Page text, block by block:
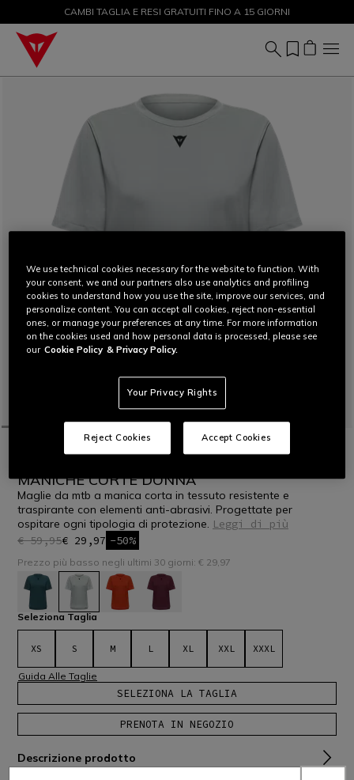
SALDI FINO AL 50% - ACQUISTA ORA
CAMBI TAGLIA E RESI GRATUITI FINO A 15 GIORNI
BICI T-SHIRTS
MANICHE CORTE DONNA
Maglie da mtb a manica corta in tessuto resistente e
traspirante con elementi anti-abrasivi. Progettate per
ospitare ogni tipologia di protezione. Leggi di più
€ 59,95€ 29,97 -50%
Prezzo più basso negli ultimi 30 giorni: € 29,97
selezionato
Seleziona Taglia
XS S M L XL XXL XXXL
Guida Alle Taglie
SELEZIONA LA TAGLIA
PRENOTA IN NEGOZIO
Descrizione prodotto
We use technical cookies necessary for the website to function. With
your consent, we and our partners also use analytics and profiling
cookies to understand how you use the site, improve our services, and
personalize content. You can accept all cookies, reject non-essential
ones, or manage your preferences at any time. For more information
on the cookies used and how personal data is processed, please see
our Cookie Policy & Privacy Policy.
Your Privacy Rights
Reject Cookies Accept Cookies